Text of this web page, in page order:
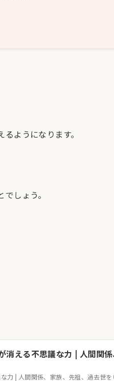
ようになります。
しょう。
える不思議な力 | 人間関係